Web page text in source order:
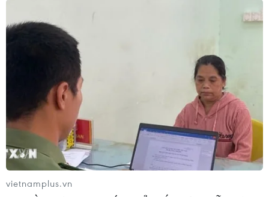
Cacao, một đặc sản của khu vực phía Nam. (Ảnh: Nhật
vietnamplus.vn